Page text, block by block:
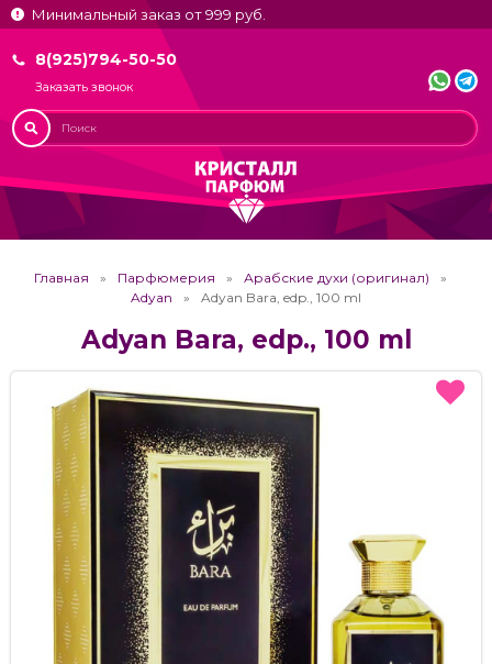
Минимальный заказ от 999 руб.
8(925)794-50-50
Заказать звонок
Главная Парфюмерия
Арабские духи (оригинал)
Adyan
Adyan Bara, edp., 100 ml
Adyan Bara, edp., 100 ml